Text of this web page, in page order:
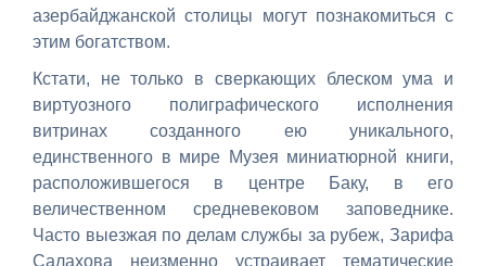
азербайджанской столицы могут познакомиться с
этим богатством.
Кстати, не только в сверкающих блеском ума и
виртуозного полиграфического исполнения
витринах созданного ею уникального,
единственного в мире Музея миниатюрной книги,
расположившегося в центре Баку, в его
величественном средневековом заповеднике.
Часто выезжая по делам службы за рубеж, Зарифа
Салахова неизменно устраивает тематические